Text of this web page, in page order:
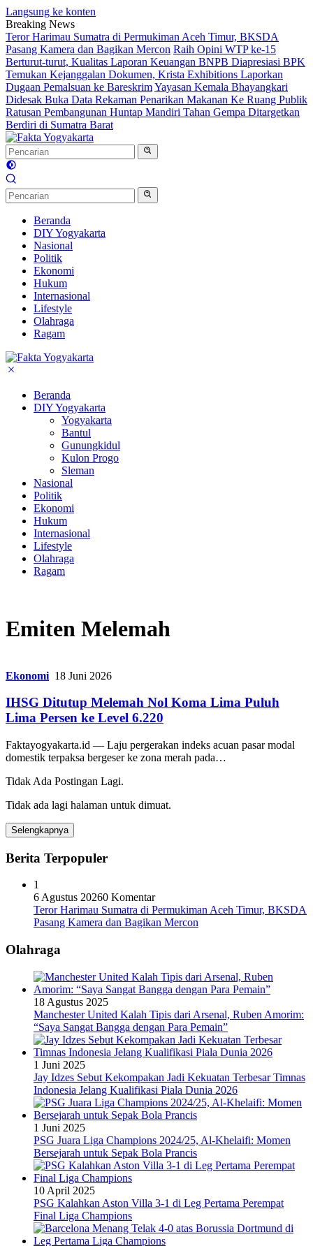
Langsung ke konten
Breaking News
Teror Harimau Sumatra di Permukiman Aceh Timur, BKSDA
Pasang Kamera dan Bagikan Mercon Raih Opini WTP ke-15
Berturut-turut, Kualitas Laporan Keuangan BNPB Diapresiasi BPK
Temukan Kejanggalan Dokumen, Krista Exhibitions Laporkan
Dugaan Pemalsuan ke BareskrimYayasan Kemala Bhayangkari
Didesak Buka Data Rekaman Penarikan Makanan Ke Ruang Publik
Ratusan Pembangunan Huntap Mandiri Tahan Gempa Ditargetkan
Berdiri di Sumatra Barat
Beranda
DIY Yogyakarta
Nasional
Politik
Ekonomi
Hukum
Internasional
Lifestyle
Olahraga
Ragam
Beranda
DIY Yogyakarta
Yogyakarta
Bantul
Gunungkidul
Kulon Progo
Sleman
Nasional
Politik
Ekonomi
Hukum
Internasional
Lifestyle
Olahraga
Ragam
Emiten Melemah
Ekonomi 18 Juni 2026
IHSG Ditutup Melemah Nol Koma Lima Puluh
Lima Persen ke Level 6.220
Faktayogyakarta.id — Laju pergerakan indeks acuan pasar modal
domestik terpaksa bergeser ke zona merah pada…
Tidak Ada Postingan Lagi.
Tidak ada lagi halaman untuk dimuat.
Selengkapnya
Berita Terpopuler
1
6 Agustus 20260 Komentar
Teror Harimau Sumatra di Permukiman Aceh Timur, BKSDA
Pasang Kamera dan Bagikan Mercon
Olahraga
18 Agustus 2025
Manchester United Kalah Tipis dari Arsenal, Ruben Amorim:
“Saya Sangat Bangga dengan Para Pemain”
1 Juni 2025
Jay Idzes Sebut Kekompakan Jadi Kekuatan Terbesar Timnas
Indonesia Jelang Kualifikasi Piala Dunia 2026
1 Juni 2025
PSG Juara Liga Champions 2024/25, Al-Khelaifi: Momen
Bersejarah untuk Sepak Bola Prancis
10 April 2025
PSG Kalahkan Aston Villa 3-1 di Leg Pertama Perempat
Final Liga Champions